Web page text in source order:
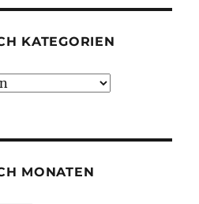
KATEGORIEN
MONATEN